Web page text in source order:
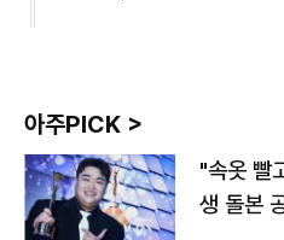
아주PICK >
"속옷 빨
생 돌본